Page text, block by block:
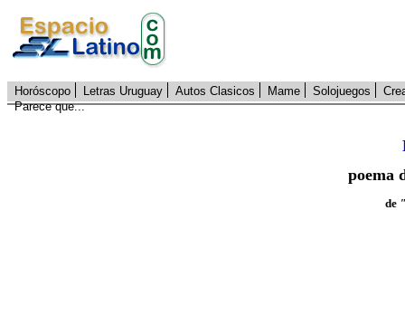
Horóscopo Letras Uruguay Autos Clasicos Mame Solojuegos
Parece que...
poema
de